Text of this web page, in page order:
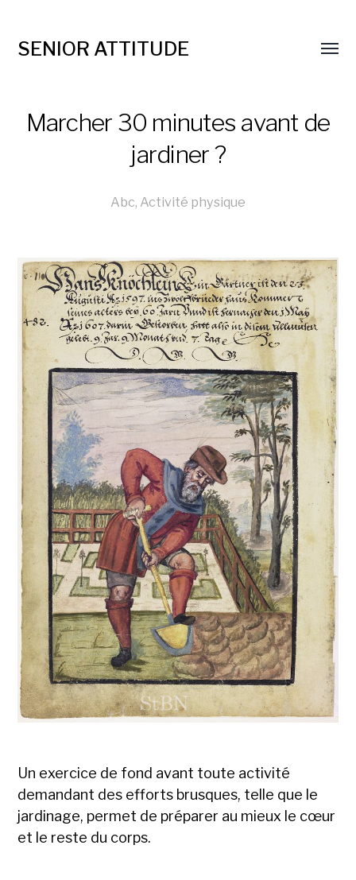
SENIOR ATTITUDE
Marcher 30 minutes avant de
jardiner ?
Abc, Activité physique
Un exercice de fond avant toute activité
demandant des efforts brusques, telle que le
jardinage, permet de préparer au mieux le cœur
et le reste du corps.